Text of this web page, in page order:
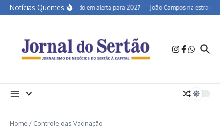
Ir para o conteúdo
Notícias QuentesSemiárido em alerta para 2027 João Campos na estrada
Home / Controle das Vacinação